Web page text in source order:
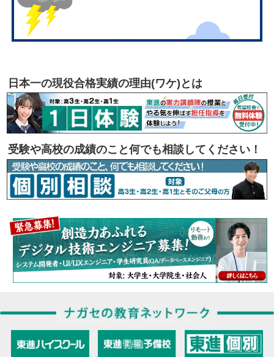
日本一の現役合格実績の理由(ワケ)とは
受験や高校の成績のこと何でも相談してください！